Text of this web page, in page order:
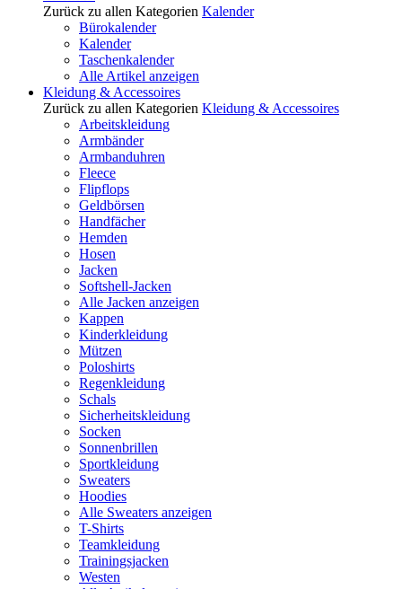
Zurück zu allen Kategorien Kalender
Bürokalender
Kalender
Taschenkalender
Alle Artikel anzeigen
Kleidung & Accessoires
Zurück zu allen Kategorien Kleidung & Accessoires
Arbeitskleidung
Armbänder
Armbanduhren
Fleece
Flipflops
Geldbörsen
Handfächer
Hemden
Hosen
Jacken
Softshell-Jacken
Alle Jacken anzeigen
Kappen
Kinderkleidung
Mützen
Poloshirts
Regenkleidung
Schals
Sicherheitskleidung
Socken
Sonnenbrillen
Sportkleidung
Sweaters
Hoodies
Alle Sweaters anzeigen
T-Shirts
Teamkleidung
Trainingsjacken
Westen